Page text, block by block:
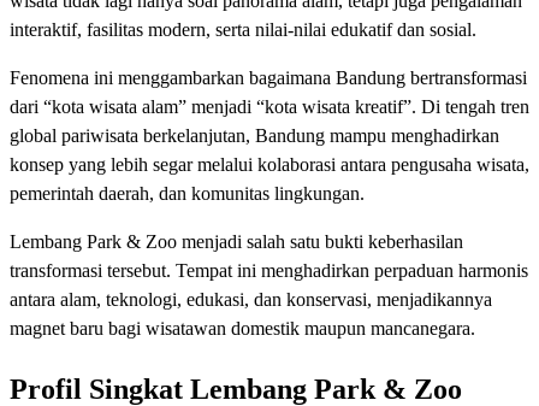
interaktif, fasilitas modern, serta nilai-nilai edukatif dan sosial.
Fenomena ini menggambarkan bagaimana Bandung bertransformasi
dari “kota wisata alam” menjadi “kota wisata kreatif”. Di tengah tren
global pariwisata berkelanjutan, Bandung mampu menghadirkan
konsep yang lebih segar melalui kolaborasi antara pengusaha wisata,
pemerintah daerah, dan komunitas lingkungan.
Lembang Park & Zoo menjadi salah satu bukti keberhasilan
transformasi tersebut. Tempat ini menghadirkan perpaduan harmonis
antara alam, teknologi, edukasi, dan konservasi, menjadikannya
magnet baru bagi wisatawan domestik maupun mancanegara.
Profil Singkat Lembang Park & Zoo